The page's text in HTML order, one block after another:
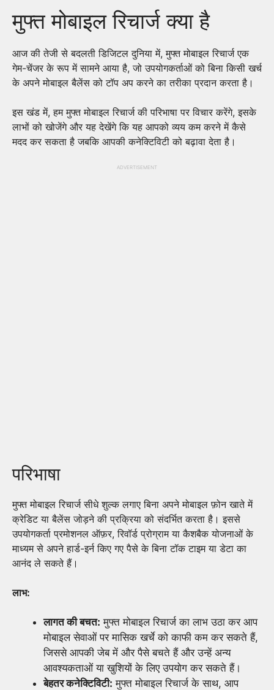
मुफ्त मोबाइल रिचार्ज क्या है
आज की तेजी से बदलती डिजिटल दुनिया में, मुफ्त मोबाइल रिचार्ज एक
गेम-चेंजर के रूप में सामने आया है, जो उपयोगकर्ताओं को बिना किसी खर्च
के अपने मोबाइल बैलेंस को टॉप अप करने का तरीका प्रदान करता है।
इस खंड में, हम मुफ्त मोबाइल रिचार्ज की परिभाषा पर विचार करेंगे, इसके
लाभों को खोजेंगे और यह देखेंगे कि यह आपको व्यय कम करने में कैसे
मदद कर सकता है जबकि आपकी कनेक्टिविटी को बढ़ावा देता है।
ADVERTISEMENT
परिभाषा
मुफ्त मोबाइल रिचार्ज सीधे शुल्क लगाए बिना अपने मोबाइल फ़ोन खाते में
क्रेडिट या बैलेंस जोड़ने की प्रक्रिया को संदर्भित करता है। इससे
उपयोगकर्ता प्रमोशनल ऑफ़र, रिवॉर्ड प्रोग्राम या कैशबैक योजनाओं के
माध्यम से अपने हार्ड-इर्न किए गए पैसे के बिना टॉक टाइम या डेटा का
आनंद ले सकते हैं।
लाभ:
लागत की बचत: मुफ्त मोबाइल रिचार्ज का लाभ उठा कर आप
मोबाइल सेवाओं पर मासिक खर्चे को काफी कम कर सकते हैं,
जिससे आपकी जेब में और पैसे बचते हैं और उन्हें अन्य
आवश्यकताओं या खुशियों के लिए उपयोग कर सकते हैं।
बेहतर कनेक्टिविटी: मुफ्त मोबाइल रिचार्ज के साथ, आप